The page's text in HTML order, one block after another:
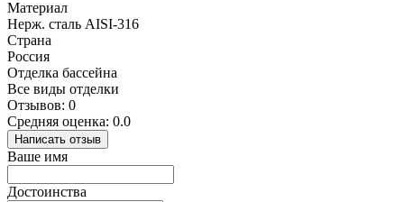
Материал
Нерж. сталь AISI-316
Страна
Россия
Отделка бассейна
Все виды отделки
Отзывов: 0
Средняя оценка: 0.0
Написать отзыв
Ваше имя
Достоинства